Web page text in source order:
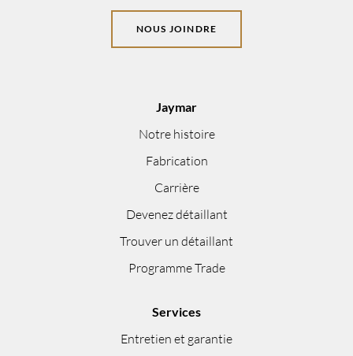
NOUS JOINDRE
Jaymar
Notre histoire
Fabrication
Carrière
Devenez détaillant
Trouver un détaillant
Programme Trade
Services
Entretien et garantie